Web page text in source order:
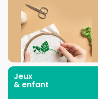
Jeux
& enfant